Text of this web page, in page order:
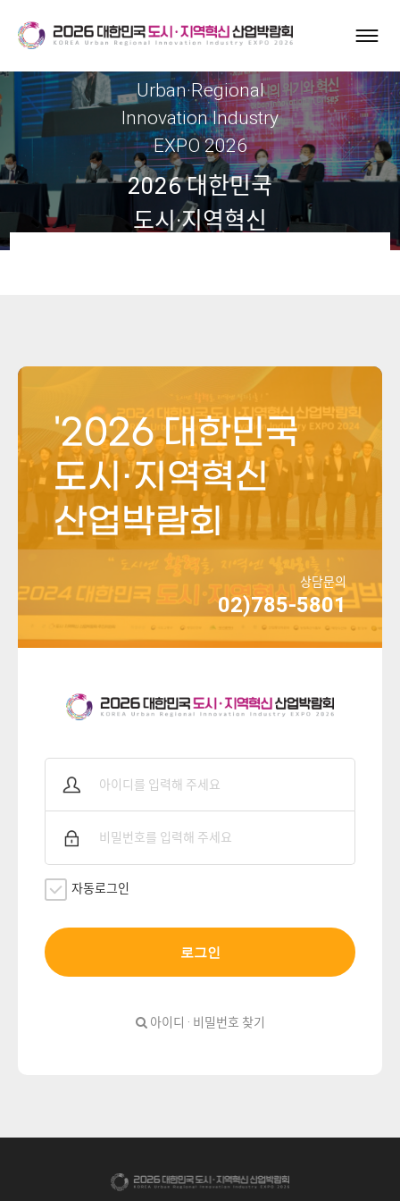
Urban·Regional
Innovation Industry
EXPO 2026
2026 대한민국
도시·지역혁신
'2026 대한민국
도시·지역혁신
산업박람회
상담문의
02)785-5801
자동로그인
로그인
아이디 · 비밀번호 찾기